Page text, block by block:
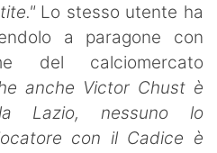
Lo stesso utente ha
a paragone con
del calciomercato
anche Victor Chust è
Lazio, nessuno lo
con il Cadice è